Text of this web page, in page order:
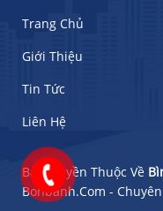
Trang Chủ
Giới Thiệu
Tin Tức
Liên Hệ
Bản Quyền Thuộc Về
Bonbanh.com -